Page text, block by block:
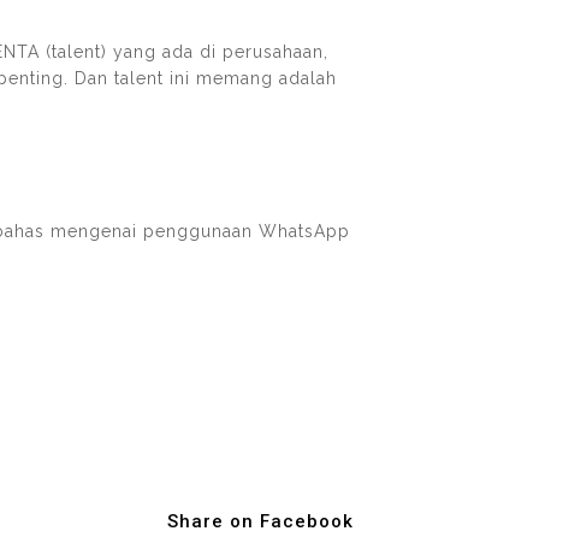
(talent) yang ada di perusahaan,
Dan talent ini memang adalah
mengenai penggunaan WhatsApp
Share on Facebook